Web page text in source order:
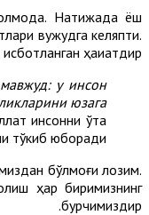
Натижада ёш
вужудга келяпти.
ҳақиқатдир.
у инсон
юзага
инсонни ўта
тўкиб юборади.
бўлмоғи лозим.
ҳар биримизнинг
бурчимиздир.